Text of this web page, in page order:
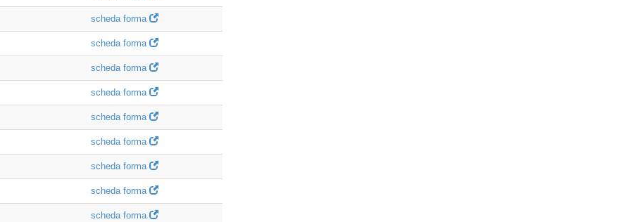
scheda forma
scheda forma
scheda forma
scheda forma
scheda forma
scheda forma
scheda forma
scheda forma
scheda forma